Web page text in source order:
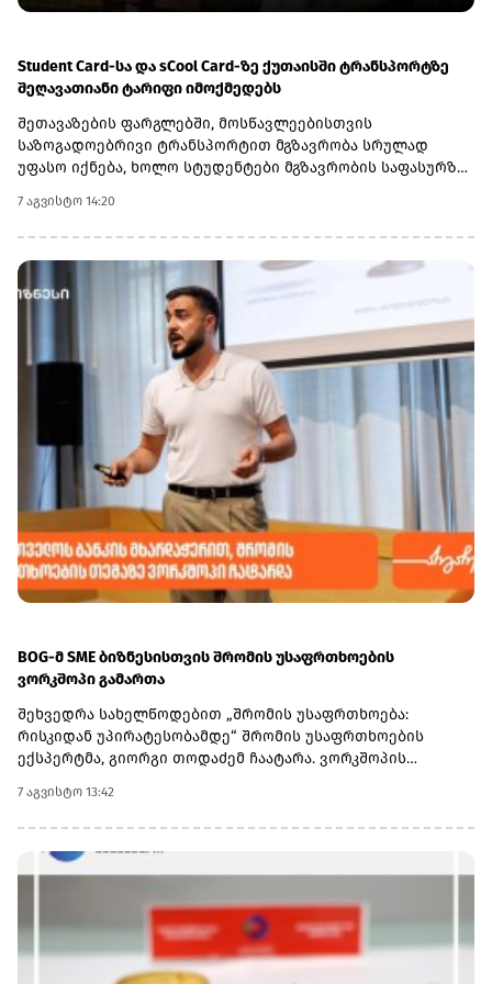
განპირობებული იქნება მათი მოგების მდგრადი ზრდით“, -
რომ Lion Finance Group-ში ჯგუფის ინვესტიციიდან (14.9%-
იანი წილობრივი მონაწილეობა) სავარაუდო დივიდენდური
ჯგუფი 2029 წლის ბოლომდე მნიშვნელოვან ჭარბ ფულად
სახსრებს დააგროვებს.
Student Card-სა და sCool Card-ზე ქუთაისში ტრანსპორტზე
შეღავათიანი ტარიფი იმოქმედებს
შეთავაზების ფარგლებში, მოსწავლეებისთვის
საზოგადოებრივი ტრანსპორტით მგზავრობა სრულად
უფასო იქნება, ხოლო სტუდენტები მგზავრობის საფასურზე
7 აგვისტო 14:20
BOG-მ SME ბიზნესისთვის შრომის უსაფრთხოების
ვორკშოპი გამართა
შეხვედრა სახელწოდებით „შრომის უსაფრთხოება:
რისკიდან უპირატესობამდე“ შრომის უსაფრთხოების
ექსპერტმა, გიორგი თოდაძემ ჩაატარა. ვორკშოპის
იმის შესახებ, თუ როგორ იქცევა უსაფრთხოების
სტანდარტების დანერგვა ბიზნესის მდგრადი
განვითარების, ფინანსური სტაბილურობისა და
რეპუტაციის გაძლიერების ინსტრუმენტად.ღონისძიებაზე
როგორიცაა უსაფრთხოების ეკონომიკა და ინვესტიციის
უკუგება (ROI); როგორ გადაიქცეს უსაფრთხოება ბიზნესის
სტრატეგიულ უპირატესობად; თანამშრომელთა
რესურსების მართვა; ლიდერის როლი უსაფრთხოების
7 აგვისტო 13:42